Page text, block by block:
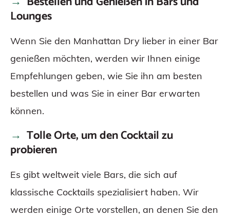
Lounges
Wenn Sie den Manhattan Dry lieber in einer Bar
genießen möchten, werden wir Ihnen einige
Empfehlungen geben, wie Sie ihn am besten
bestellen und was Sie in einer Bar erwarten
können.
Tolle Orte, um den Cocktail zu
probieren
Es gibt weltweit viele Bars, die sich auf
klassische Cocktails spezialisiert haben. Wir
werden einige Orte vorstellen, an denen Sie den